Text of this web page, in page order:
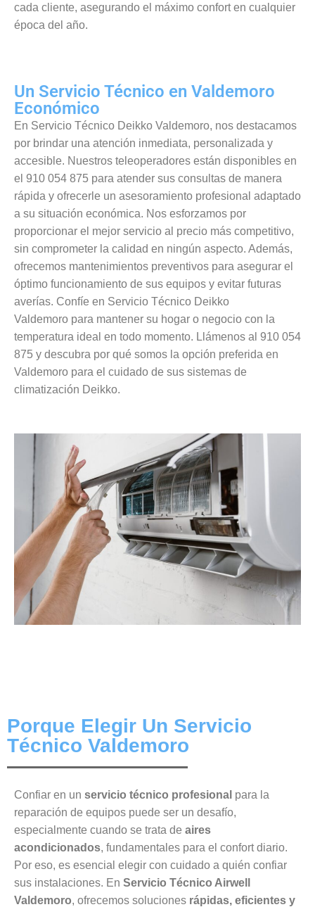
cada cliente, asegurando el máximo confort en cualquier
época del año.
Un Servicio Técnico en Valdemoro
Económico
En Servicio Técnico Deikko Valdemoro, nos destacamos
por brindar una atención inmediata, personalizada y
accesible. Nuestros teleoperadores están disponibles en
el 910 054 875 para atender sus consultas de manera
rápida y ofrecerle un asesoramiento profesional adaptado
a su situación económica. Nos esforzamos por
proporcionar el mejor servicio al precio más competitivo,
sin comprometer la calidad en ningún aspecto. Además,
ofrecemos mantenimientos preventivos para asegurar el
óptimo funcionamiento de sus equipos y evitar futuras
averías. Confíe en Servicio Técnico Deikko
Valdemoro para mantener su hogar o negocio con la
temperatura ideal en todo momento. Llámenos al 910 054
875 y descubra por qué somos la opción preferida en
Valdemoro para el cuidado de sus sistemas de
climatización Deikko.
Porque Elegir Un Servicio
Técnico Valdemoro
Confiar en un servicio técnico profesional para la
reparación de equipos puede ser un desafío,
especialmente cuando se trata de aires
acondicionados, fundamentales para el confort diario.
Por eso, es esencial elegir con cuidado a quién confiar
sus instalaciones. En Servicio Técnico Airwell
Valdemoro, ofrecemos soluciones rápidas, eficientes y